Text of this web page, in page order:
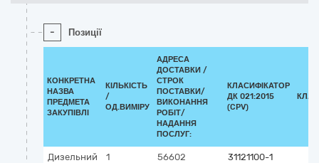
- Позиції
КОНКРЕТНА
НАЗВА
ПРЕДМЕТА
ЗАКУПІВЛІ
КІЛЬКІСТЬ
/
ОД.ВИМІРУ
АДРЕСА
ДОСТАВКИ /
СТРОК
ПОСТАВКИ/
ВИКОНАННЯ
РОБІТ/
НАДАННЯ
ПОСЛУГ:
КЛАСИФІКАТОР
ДК 021:2015
(CPV)
Дизельний
1
56602
31121100-1